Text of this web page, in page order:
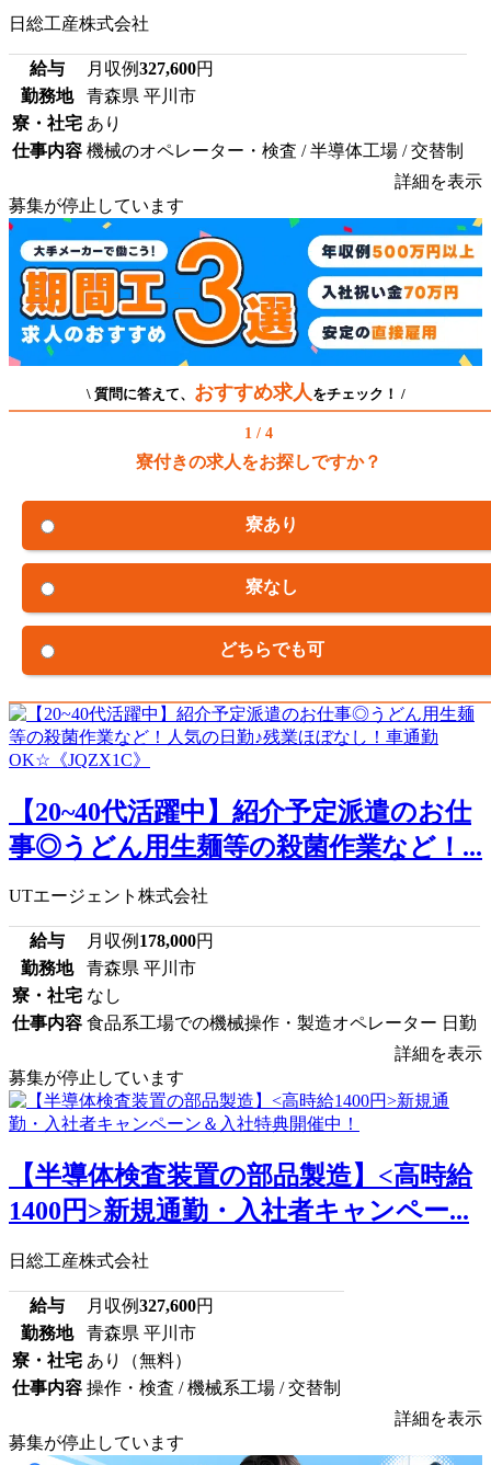
日総工産株式会社
給与 月収例327,600円
勤務地
青森県 平川市
寮・社宅 あり
仕事内容 機械のオペレーター・検査 / 半導体工場 / 交替制
詳細を表示
募集が停止しています
\ 質問に答えて、 おすすめ求人 をチェック！ /
1 / 4
寮付きの求人をお探しですか？
寮あり
寮なし
どちらでも可
【20~40代活躍中】紹介予定派遣のお仕
事◎うどん用生麺等の殺菌作業など！...
UTエージェント株式会社
給与 月収例 178,000円
勤務地
青森県 平川市
寮・社宅 なし
仕事内容 食品系工場での機械操作・製造オペレーター 日勤
詳細を表示
募集が停止しています
【半導体検査装置の部品製造】<高時給
1400円>新規通勤・入社者キャンペー...
日総工産株式会社
給与 月収例327,600円
勤務地
青森県 平川市
寮・社宅 あり（無料）
仕事内容 操作・検査 / 機械系工場 / 交替制
詳細を表示
募集が停止しています